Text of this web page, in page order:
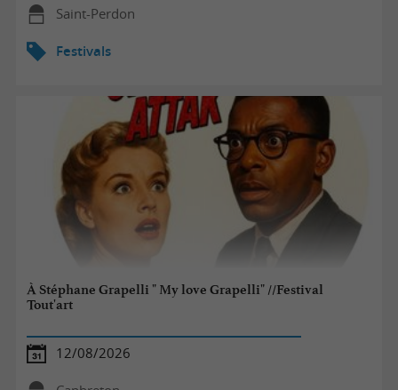
Saint-Perdon
Festivals
À Stéphane Grapelli " My love Grapelli" //Festival
Tout'art
12/08/2026